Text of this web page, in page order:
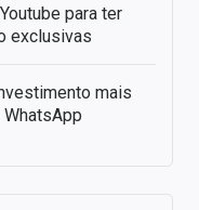
para ter
exclusivas
mais